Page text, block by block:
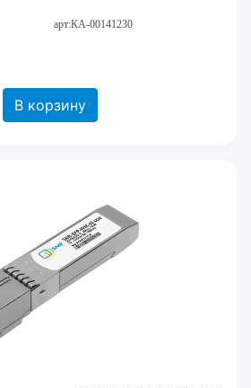
арт:КА-00141230
В корзину